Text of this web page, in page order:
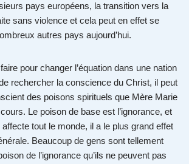
pays européens, la transition vers la
sans violence et cela peut en effet se
autres pays aujourd’hui.
pour changer l’équation dans une nation
rechercher la conscience du Christ, il peut
des poisons spirituels que Mère Marie
Le poison de base est l’ignorance, et
tout le monde, il a le plus grand effet
Beaucoup de gens sont tellement
de l’ignorance qu’ils ne peuvent pas